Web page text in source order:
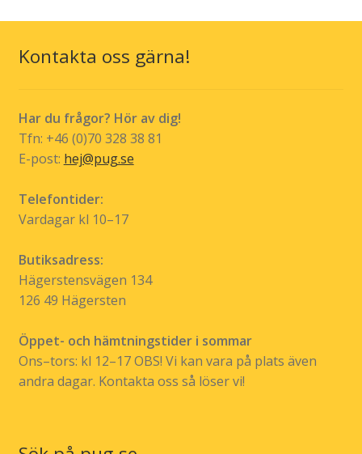
Kontakta oss gärna!
Har du frågor? Hör av dig!
Tfn: +46 (0)70 328 38 81
E-post: hej@pug.se
Telefontider:
Vardagar kl 10–17
Butiksadress:
Hägerstensvägen 134
126 49 Hägersten
Öppet- och hämtningstider i sommar
Ons–tors: kl 12–17 OBS! Vi kan vara på plats även
andra dagar. Kontakta oss så löser vi!